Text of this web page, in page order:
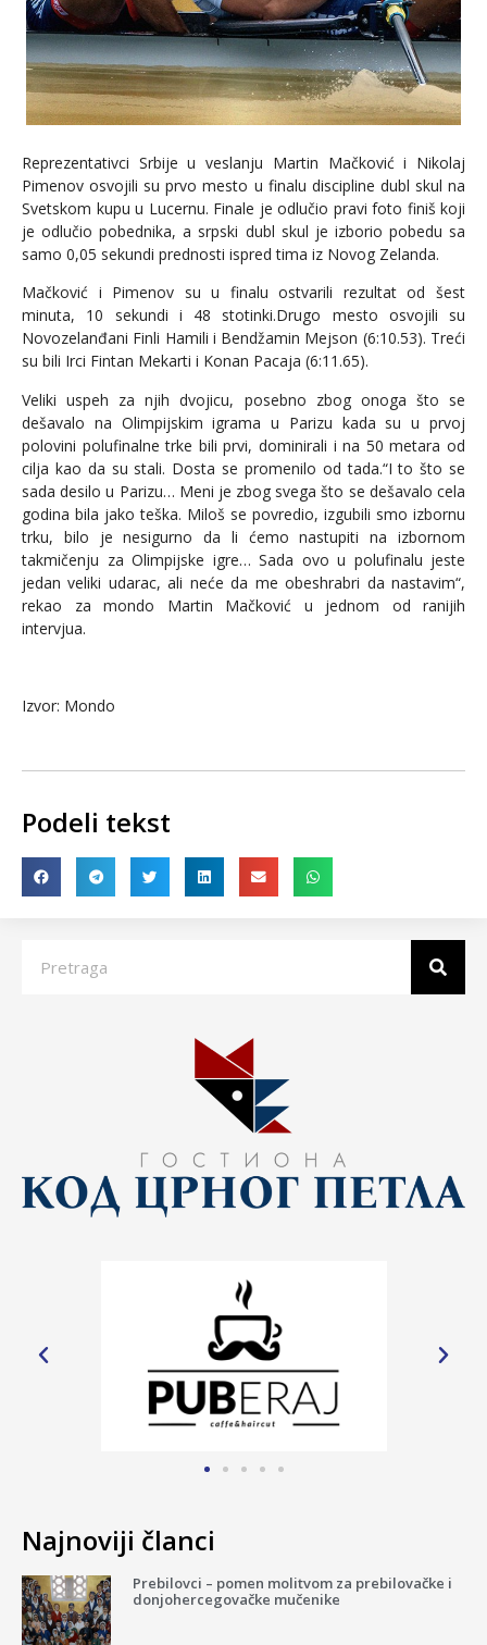
Reprezentativci Srbije u veslanju Martin Mačković i Nikolaj
Pimenov osvojili su prvo mesto u finalu discipline dubl skul na
Svetskom kupu u Lucernu. Finale je odlučio pravi foto finiš koji
je odlučio pobednika, a srpski dubl skul je izborio pobedu sa
samo 0,05 sekundi prednosti ispred tima iz Novog Zelanda.
Mačković i Pimenov su u finalu ostvarili rezultat od šest
minuta, 10 sekundi i 48 stotinki.Drugo mesto osvojili su
Novozelanđani Finli Hamili i Bendžamin Mejson (6:10.53). Treći
su bili Irci Fintan Mekarti i Konan Pacaja (6:11.65).
Veliki uspeh za njih dvojicu, posebno zbog onoga što se
dešavalo na Olimpijskim igrama u Parizu kada su u prvoj
polovini polufinalne trke bili prvi, dominirali i na 50 metara od
cilja kao da su stali. Dosta se promenilo od tada.“I to što se
sada desilo u Parizu… Meni je zbog svega što se dešavalo cela
godina bila jako teška. Miloš se povredio, izgubili smo izbornu
trku, bilo je nesigurno da li ćemo nastupiti na izbornom
takmičenju za Olimpijske igre… Sada ovo u polufinalu jeste
jedan veliki udarac, ali neće da me obeshrabri da nastavim“,
rekao za mondo Martin Mačković u jednom od ranijih
intervjua.
Izvor: Mondo
Podeli tekst
Najnoviji članci
Prebilovci – pomen molitvom za prebilovačke i
donjohercegovačke mučenike